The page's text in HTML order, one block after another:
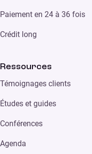
Paiement en 24 à 36 fois
Crédit long
Ressources
Témoignages clients
Études et guides
Conférences
Agenda